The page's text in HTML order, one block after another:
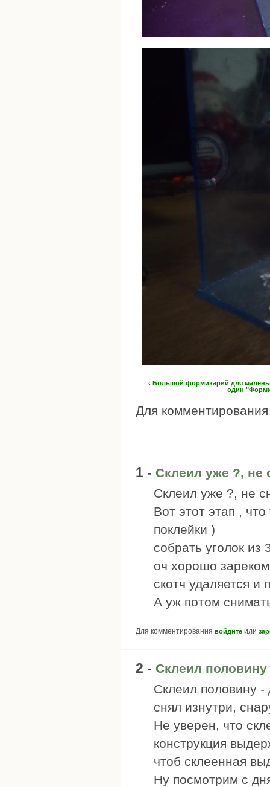
‹ Большой формикарий для
один
Для
1 - Склеил уже ?, не
Склеил уже ?, не
Вот этот этап ,
поклейки )
собрать уголок из
оч хорошо
скотч удаляется и
А уж потом
Для комментирования войдите или
2 - Склеил
Склеил половину
снял изнутри,
Не уверен, что
конструкция
чтоб склеенная
Ну посмотрим с